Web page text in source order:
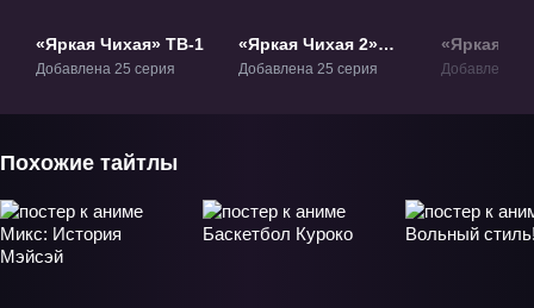
«Яркая Чихая» ТВ-1
Добавлена 25 серия
«Яркая Чихая 2»
ТВ-2
Добавлена 25 серия
«Яркая
жизнь
Добавлена 1
Похожие тайтлы